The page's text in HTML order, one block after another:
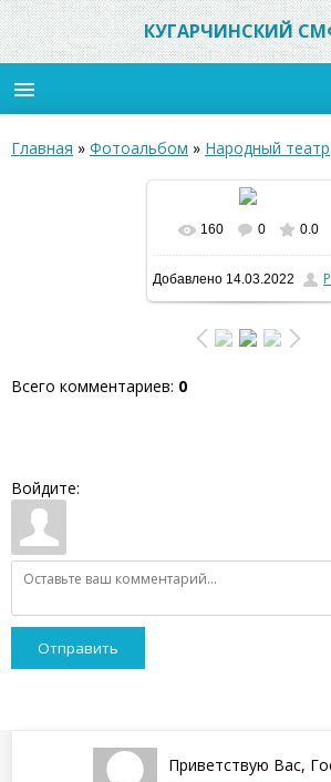
КУГАРЧИНСКИЙ
menu
Главная » Фотоальбом » Народный театр
В реальном размере
1200x799/ 323.2Kb
160 0 0.0
Добавлено 14.03.2022
Всего комментариев: 0
Войдите:
Отправить
Приветствую Вас,